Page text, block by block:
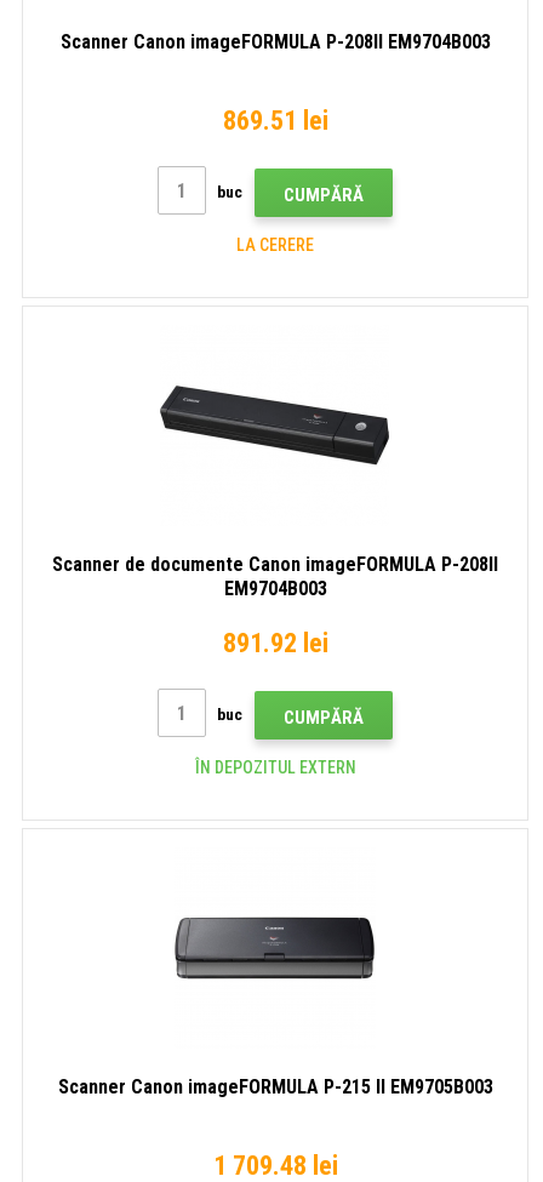
Scanner Canon imageFORMULA P-208II EM9704B003
869.51 lei
buc CUMPĂRĂ
LA CERERE
Scanner de documente Canon imageFORMULA P-208II
EM9704B003
891.92 lei
buc CUMPĂRĂ
ÎN DEPOZITUL EXTERN
Scanner Canon imageFORMULA P-215 II EM9705B003
1 709.48 lei